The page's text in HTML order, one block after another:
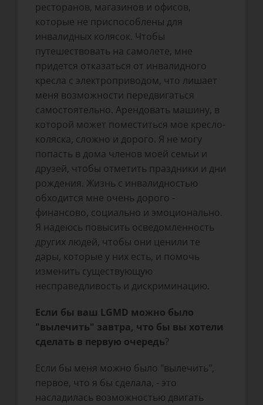
ресторанов, магазинов и офисов,
которые не приспособлены для
инвалидных колясок. Чтобы
путешествовать на самолете, мне
придется отказаться от инвалидного
кресла с электроприводом, что лишает
меня возможности передвигаться
самостоятельно. Арендовать машину, в
которой может поместиться мое кресло-
коляска, сложно и дорого. Я не могу
попасть в дома членов моей семьи и
друзей, чтобы отметить праздники и дни
рождения. Жизнь с инвалидностью
обходится мне очень дорого -
финансово, социально и эмоционально.
Я надеюсь повысить осведомленность
других людей, чтобы они ценили те
дары, которые у них есть, и помочь
изменить существующую
несправедливость и дискриминацию.
Если бы ваш LGMD можно было
"вылечить" завтра, что бы вы хотели
сделать в первую очередь?
Если бы меня можно было "вылечить",
первое, что я бы сделала, - это
насладилась возможностью двигать